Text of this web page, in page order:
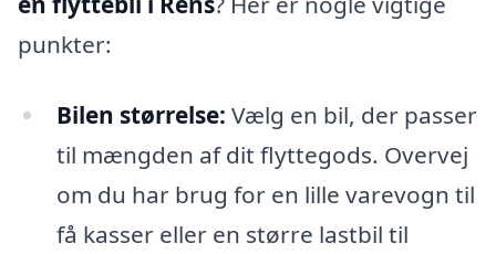
punkter:
Bilen størrelse: Vælg en bil, der passer
til mængden af dit flyttegods. Overvej
om du har brug for en lille varevogn til
få kasser eller en større lastbil til